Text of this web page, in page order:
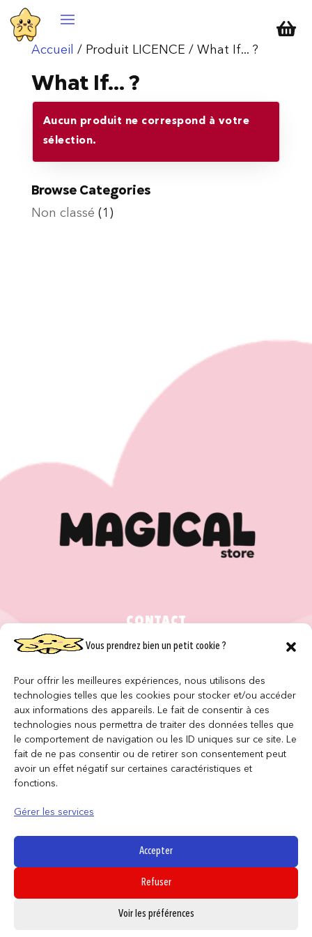
Vous prendrez bien un petit cookie ?
Pour offrir les meilleures expériences, nous utilisons des
technologies telles que les cookies pour stocker et/ou accéder
aux informations des appareils. Le fait de consentir à ces
technologies nous permettra de traiter des données telles que
le comportement de navigation ou les ID uniques sur ce site. Le
fait de ne pas consentir ou de retirer son consentement peut
avoir un effet négatif sur certaines caractéristiques et
fonctions.
Gérer les services
Accepter
Refuser
Voir les préférences

Accueil / Produit LICENCE / What If... ?
What If... ?
Aucun produit ne correspond à votre
sélection.
Browse Categories
Non classé (1)
CONTACT
NOS MAGASINS
QUI SOMMES NOUS ?
NOUS REJOINDRE
F.A.Q
Politique de confidentialité
Politique de cookies
Mentions légales
SUIVEZ NOUS